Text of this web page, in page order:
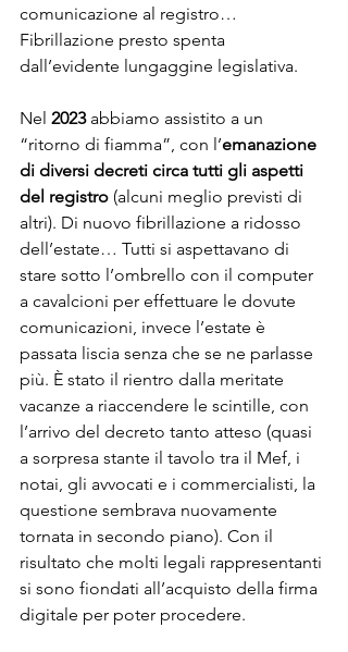
comunicazione al registro…
Fibrillazione presto spenta
dall’evidente lungaggine legislativa.
Nel 2023 abbiamo assistito a un
“ritorno di fiamma”, con l’emanazione
di diversi decreti circa tutti gli aspetti
del registro (alcuni meglio previsti di
altri). Di nuovo fibrillazione a ridosso
dell’estate… Tutti si aspettavano di
stare sotto l’ombrello con il computer
a cavalcioni per effettuare le dovute
comunicazioni, invece l’estate è
passata liscia senza che se ne parlasse
più. È stato il rientro dalla meritate
vacanze a riaccendere le scintille, con
l’arrivo del decreto tanto atteso (quasi
a sorpresa stante il tavolo tra il Mef, i
notai, gli avvocati e i commercialisti, la
questione sembrava nuovamente
tornata in secondo piano). Con il
risultato che molti legali rappresentanti
si sono fiondati all’acquisto della firma
digitale per poter procedere.